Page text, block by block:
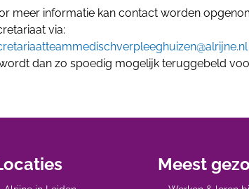
meer informatie kan contact worden
via:
dan zo spoedig mogelijk teruggebeld
Meest